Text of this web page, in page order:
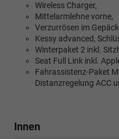
Wireless Charger,
Mittelarmlehne vorne,
Verzurrösen im
Kessy advanced,
Winterpaket 2 inkl.
Seat Full Link inkl.
Fahrassistenz-Paket
Distanzregelung ACC
Innen